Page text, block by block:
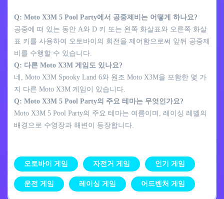
Q: Moto X3M 5 Pool Party에서 공중제비는 어떻게 하나요?
공중에 떠 있는 동안 A와 D 키 또는 왼쪽 화살표와 오른쪽 화살
표 키를 사용하여 오토바이의 회전을 제어함으로써 앞뒤 공중제
비를 수행할 수 있습니다.
Q: 다른 Moto X3M 게임도 있나요?
네, Moto X3M Spooky Land 6와 원조 Moto X3M을 포함한 몇 가
지 다른 Moto X3M 게임이 있습니다.
Q: Moto X3M 5 Pool Party의 주요 테마는 무엇인가요?
Moto X3M 5 Pool Party의 주요 테마는 여름이며, 레이싱 레벨의
배경으로 수영장과 해변이 등장합니다.
오토바이 게임 자전거 게임 인기 게임
운전 게임 레이싱 게임 어드벤처 게임